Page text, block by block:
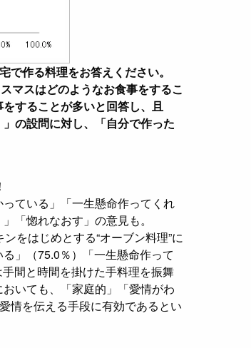
作る料理をお答えください。
マスはどのようなお食事をするこ
することが多いと回答し、且
の設問に対し、「自分で作った
ている」「一生懸命作ってくれ
「惚れなおす」の意見も。
をはじめとする“オーブン料理”に
」（75.0％）「一生懸命作って
間と時間を掛けた手料理を振舞
いても、「家庭的」「愛情がわ
情を伝える手段に有効であるとい